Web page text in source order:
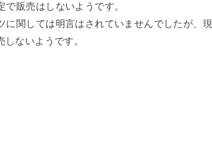
販売はしないようです。
関しては明言はされていませんでしたが、現
ないようです。